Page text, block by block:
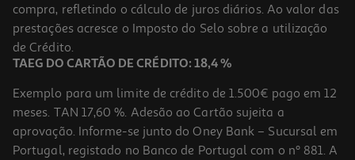
89.99 €/un
89,99 €
compra, refletindo o cálculo de juros diários. Ao valor das
prestações acresce o Imposto do Selo sobre a utilização
de Crédito.
TAEG DO CARTÃO DE CRÉDITO: 18,4 %
Exemplo para um limite de crédito de 1.500€ pago em 12
meses. TAN 17,60 %. Adesão ao Cartão sujeita a
aprovação. Informe-se junto do Oney Bank – Sucursal em
Portugal, registado no Banco de Portugal com o nº 881. A